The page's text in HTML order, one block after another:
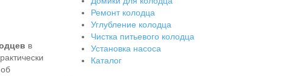
в
Ремонт колодца
Углубление колодца
Чистка питьевого колодца
Установка насоса
Каталог